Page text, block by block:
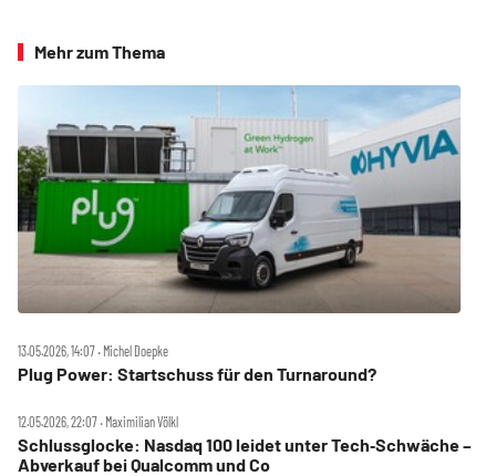
Mehr zum Thema
13.05.2026, 14:07 ‧ Michel Doepke
Plug Power: Startschuss für den Turnaround?
12.05.2026, 22:07 ‧ Maximilian Völkl
Schlussglocke: Nasdaq 100 leidet unter Tech‑Schwäche –
Abverkauf bei Qualcomm und Co